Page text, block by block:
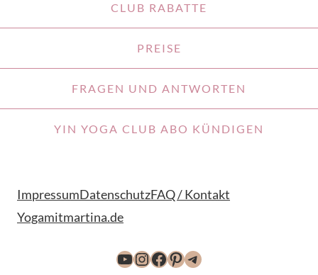
CLUB RABATTE
PREISE
FRAGEN UND ANTWORTEN
YIN YOGA CLUB ABO KÜNDIGEN
ImpressumDatenschutzFAQ / Kontakt
Yogamitmartina.de
YouTube
Instagram
Facebook
Pinterest
Telegram